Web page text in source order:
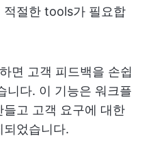
적절한 tools가 필요합
면 고객 피드백을 손쉽
니다. 이 기능은 워크플
고 고객 요구에 대한
되었습니다.